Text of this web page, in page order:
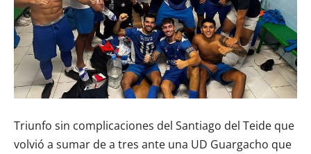
Triunfo sin complicaciones del Santiago del Teide que
volvió a sumar de a tres ante una UD Guargacho que